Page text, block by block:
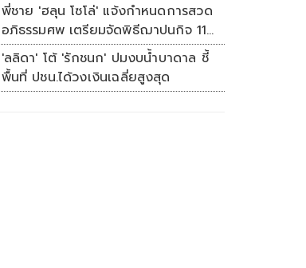
พี่ชาย 'ฮลุน โซโล่' แจ้งกำหนดการสวด
อภิธรรมศพ เตรียมจัดพิธีฌาปนกิจ 11
ส.ค.
'ลลิดา' โต้ 'รักชนก' ปมงบน้ำบาดาล ชี้
พื้นที่ ปชน.ได้วงเงินเฉลี่ยสูงสุด